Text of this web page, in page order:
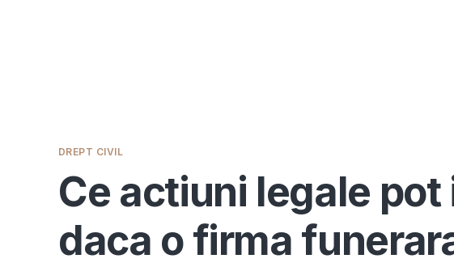
DREPT CIVIL
Ce actiuni legale
daca o firma